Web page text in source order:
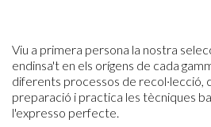
Viu a primera persona la nostra
endinsa't en els orígens de cada
diferents processos de recol·lecció,
preparació i practica les tècniques
l'expresso perfecte.